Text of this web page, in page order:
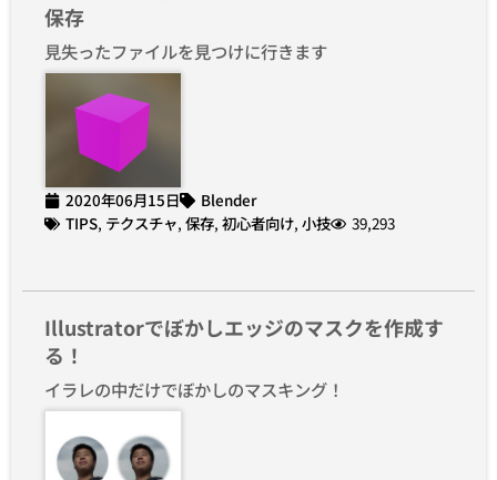
保存
見失ったファイルを見つけに行きます
2020年06月15日
Blender
TIPS, テクスチャ, 保存, 初心者向け, 小技 39,293
Illustratorでぼかしエッジのマスクを作成す
る！
イラレの中だけでぼかしのマスキング！